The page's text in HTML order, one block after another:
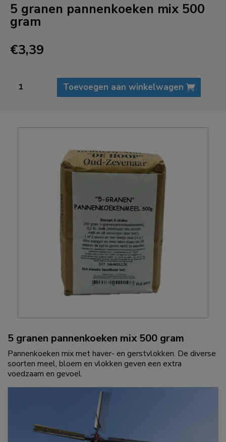
5 granen pannenkoeken mix 500 gram
Pannenkoeken mix met haver- en gerstvlokken. De diverse
soorten meel, bloem en vlokken geven een extra
voedzaam en gevoel.
5 granen pannenkoeken mix 500
gram
€3,39
granen
Toevoegen aan winkelwagen